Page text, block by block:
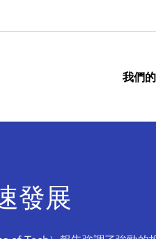
我們
發展